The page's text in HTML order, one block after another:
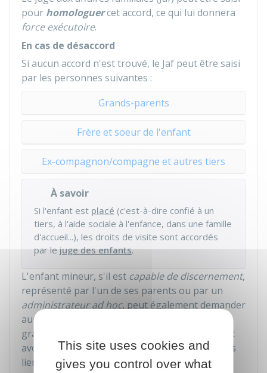
pour homologuercet accord, ce qui lui donnera
force exécutoire.
En cas de désaccord
Si aucun accord n'est trouvé, le Jaf peut être saisi
par les personnes suivantes :
Grands-parents
Frère et soeur de l'enfant
Ex-compagnon/compagne et autres tiers
À savoir
Si l'enfant est placé (c'est-à-dire confié à un
tiers, à l'aide sociale à l'enfance, dans une famille
d'accueil...), les droits de visite sont accordés
par lejuge des enfants.
L'enfant mineur, s'il est capable de discernement,
représenté par l'un de ses parents ou par un
administrateur ad hoc, peut également demander
au juge l'organisation de ses relations avec ses
grands-parents ou toute autre personne. Il doit
avoir résidé de manière stable et avoir noué des
liens affectifs durables avec ce tiers.
This site uses cookies and
gives you control over what